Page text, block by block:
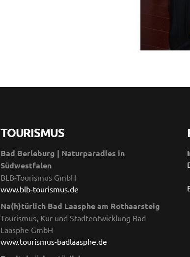
TOURISMUS
Bad Berleburg | Naturparadies in
Südwestfalen
BLB-Tourismus GmbH
www.blb-tourismus.de
Na(h)türlich Bad Laasphe am Rothaarsteig
Tourismus, Kur und Stadtentwicklung Bad
Laasphe GmbH
www.tourismus-badlaasphe.de